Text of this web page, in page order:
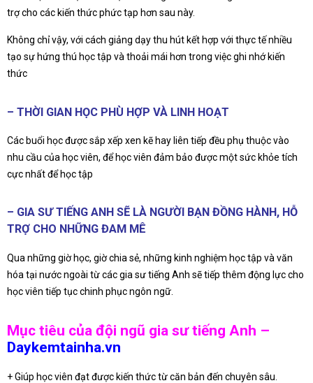
trợ cho các kiến thức phức tạp hơn sau này.
Không chỉ vậy, với cách giảng dạy thu hút kết hợp với thực tế nhiều
tạo sự hứng thú học tập và thoải mái hơn trong việc ghi nhớ kiến
thức
– THỜI GIAN HỌC PHÙ HỢP VÀ LINH HOẠT
Các buổi học được sắp xếp xen kẽ hay liên tiếp đều phụ thuộc vào
nhu cầu của học viên, để học viên đảm bảo được một sức khỏe tích
cực nhất để học tập
– GIA SƯ TIẾNG ANH SẼ LÀ NGƯỜI BẠN ĐỒNG HÀNH, HỖ
TRỢ CHO NHỮNG ĐAM MÊ
Qua những giờ học, giờ chia sẻ, những kinh nghiệm học tập và văn
hóa tại nước ngoài từ các gia sư tiếng Anh sẽ tiếp thêm động lực cho
học viên tiếp tục chinh phục ngôn ngữ.
Mục tiêu của đội ngũ gia sư tiếng Anh –
Daykemtainha.vn
+ Giúp học viên đạt được kiến thức từ căn bản đến chuyên sâu.